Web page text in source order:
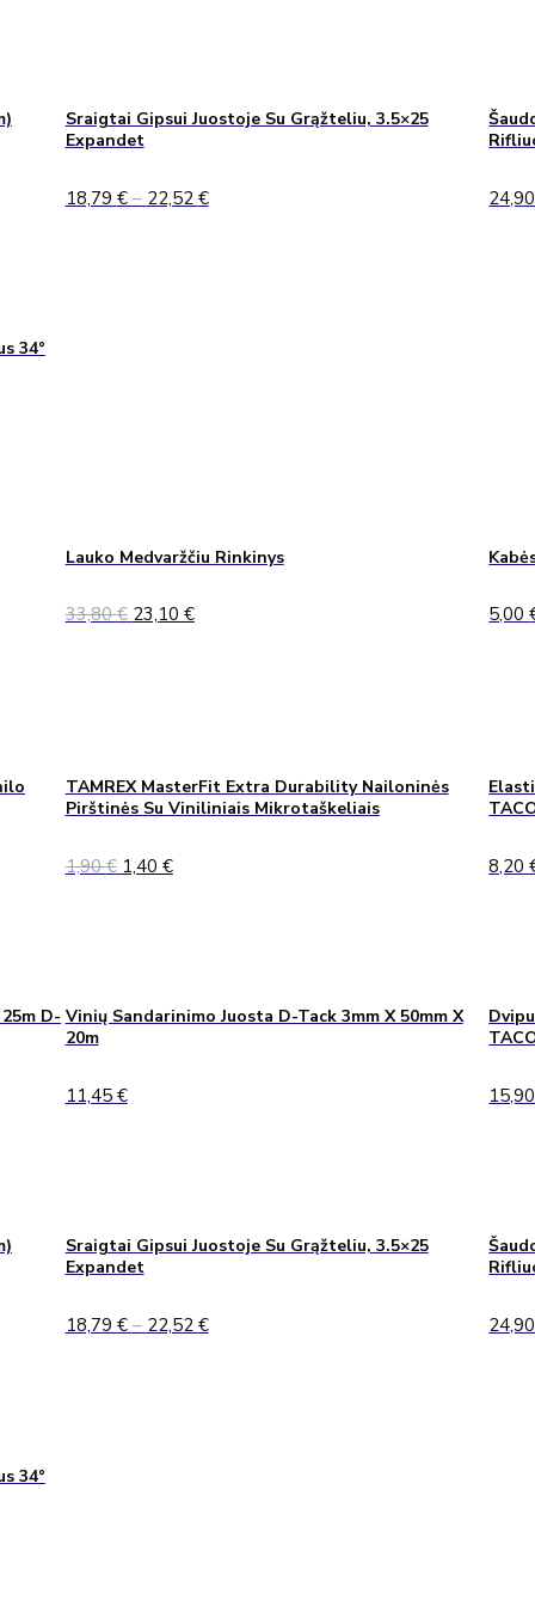
Sraigtai Gipsui Juostoje Su Grąžteliu, 3.5×25
Expandet
18,79 € – 22,52 €Price
34°
Lauko Medvaržčiu Rinkinys
33,80€ Original
23,10 €Current
5,00
TAMREX MasterFit Extra Durability Nailoninės
Pirštinės Su Viniliniais Mikrotaškeliais
1,90€ Original
1,40 €Current
8,20
D- Vinių Sandarinimo Juosta D-Tack 3mm X 50mm X
20m
11,45 €
Sraigtai Gipsui Juostoje Su Grąžteliu, 3.5×25
Expandet
18,79 € – 22,52 €Price
34°